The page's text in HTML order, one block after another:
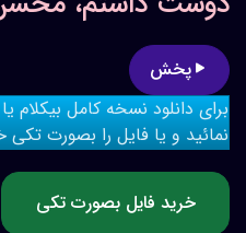
پخش
برای دانلود نسخه کامل بیکلام
نمائید و یا فایل را بصورت تکی
خرید فایل بصورت تکی